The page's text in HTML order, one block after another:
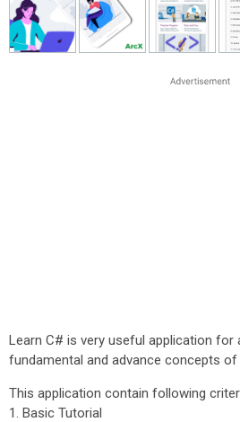
Learn C# is very useful application for
fundamental and advance concepts of
This application contain following
1. Basic Tutorial